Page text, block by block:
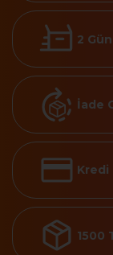
2
İade
Kredi
1500